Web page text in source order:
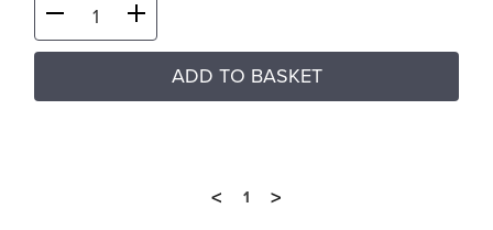
ADD TO BASKET
< 1 >